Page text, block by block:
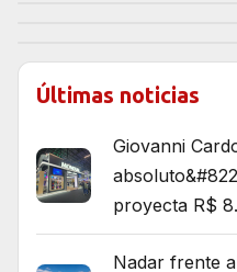
Últimas noticias
Giovanni
proyecta R$
Nadar frente